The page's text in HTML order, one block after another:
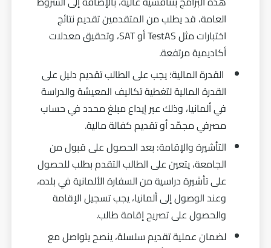
العامة، قد يطلب من المتقدمين تقديم نتائج
اختبارات مثل TestAS أو SAT، وتحقيق معدلات
أكاديمية مرتفعة.
القدرة المالية؛ يجب على الطالب تقديم دليل على
القدرة المالية لتغطية تكاليف المعيشة والدراسة
في ألمانيا، وذلك عبر إيداع مبلغ محدد في حساب
مصرفي مجمّد أو تقديم كفالة مالية.
التأشيرة والإقامة: بعد الحصول على قبول من
الجامعة، يتعين على الطالب التقدم بطلب للحصول
على تأشيرة دراسية من السفارة الألمانية في بلده،
وعند الوصول إلى ألمانيا، يجب تسجيل الإقامة
والحصول على تصريح إقامة طالب.
لضمان عملية تقديم سلسلة، ينصح يتواصل مع